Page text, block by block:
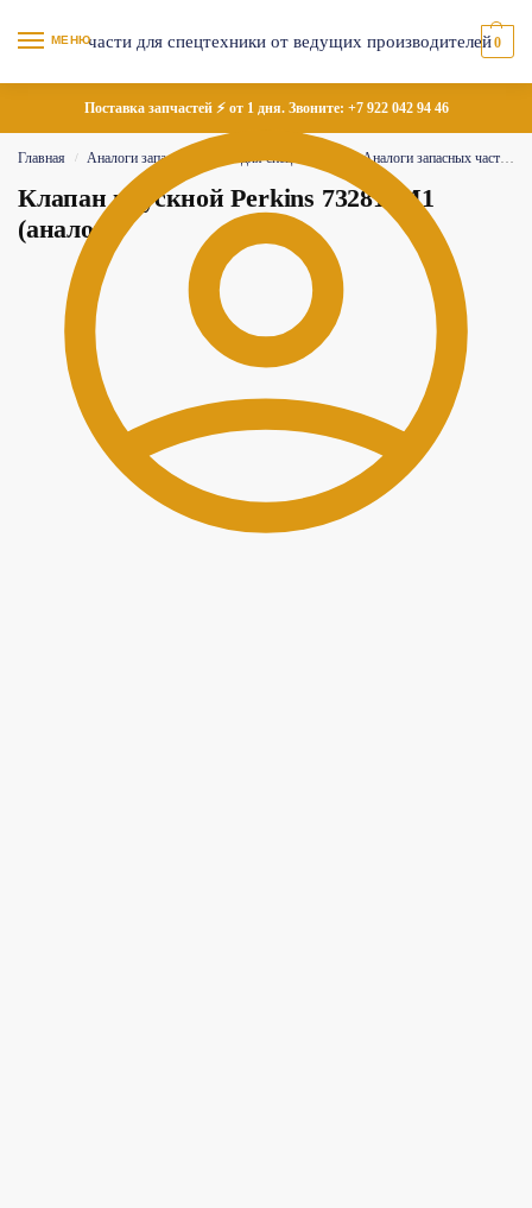
МЕНЮ 0
Поставка запчастей ⚡ от 1 дня. Звоните: +7 922 042 94 46
Главная / Аналоги запасных частей для спецтехники Аналоги запасных частей Perkins
Клапан впускной Perkins 732811M1
(аналог)